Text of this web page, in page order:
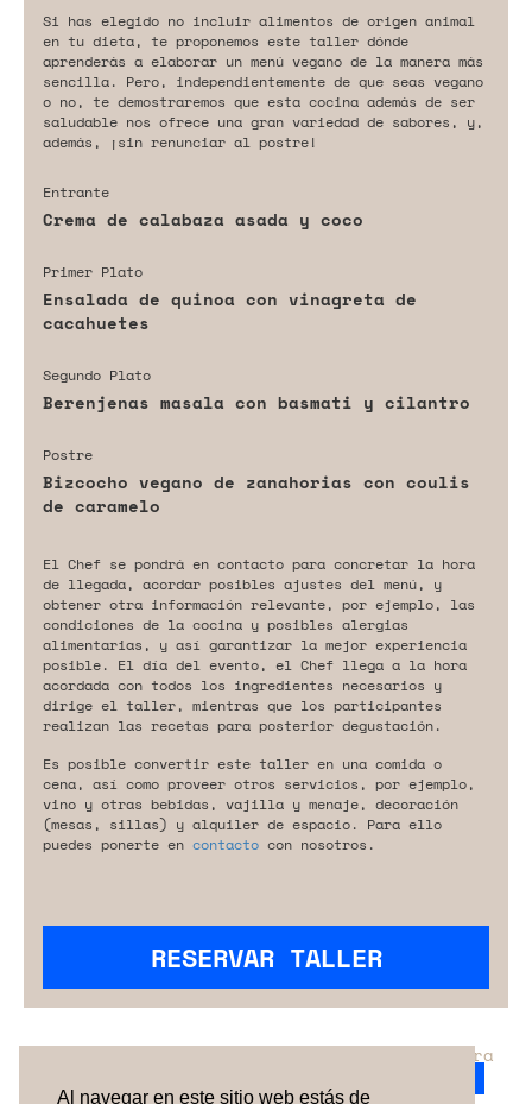
Al navegar en este sitio web estás de
Si has elegido no incluir alimentos de origen animal
en tu dieta, te proponemos este taller dónde
aprenderás a elaborar un menú vegano de la manera más
sencilla. Pero, independientemente de que seas vegano
o no, te demostraremos que esta cocina además de ser
saludable nos ofrece una gran variedad de sabores, y,
además, ¡sin renunciar al postre!
Entrante
Crema de calabaza asada y coco
Primer Plato
Ensalada de quinoa con vinagreta de
cacahuetes
Segundo Plato
Berenjenas masala con basmati y cilantro
Postre
Bizcocho vegano de zanahorias con coulis
de caramelo
El Chef se pondrá en contacto para concretar la hora
de llegada, acordar posibles ajustes del menú, y
obtener otra información relevante, por ejemplo, las
condiciones de la cocina y posibles alergias
alimentarias, y así garantizar la mejor experiencia
posible. El día del evento, el Chef llega a la hora
acordada con todos los ingredientes necesarios y
dirige el taller, mientras que los participantes
realizan las recetas para posterior degustación.
Es posible convertir este taller en una comida o
cena, así como proveer otros servicios, por ejemplo,
vino y otras bebidas, vajilla y menaje, decoración
(mesas, sillas) y alquiler de espacio. Para ello
puedes ponerte en contacto con nosotros.
RESERVAR TALLER
¿No has encontrado el servicio perfecto para